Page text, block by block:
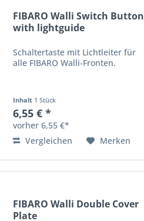
FIBARO Walli Switch Button
with lightguide
Schaltertaste mit Lichtleiter für
alle FIBARO Walli-Fronten.
Inhalt 1 Stück
6,55 € *
vorher 6,55 €*
Vergleichen
Merken
FIBARO Walli Double Cover
Plate